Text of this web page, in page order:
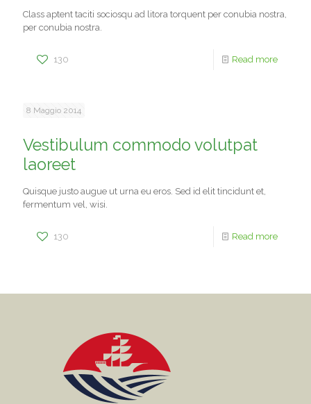
Class aptent taciti sociosqu ad litora torquent per conubia nostra,
per conubia nostra.
130 Read more
8 Maggio 2014
Vestibulum commodo volutpat
laoreet
Quisque justo augue ut urna eu eros. Sed id elit tincidunt et,
fermentum vel, wisi.
130 Read more